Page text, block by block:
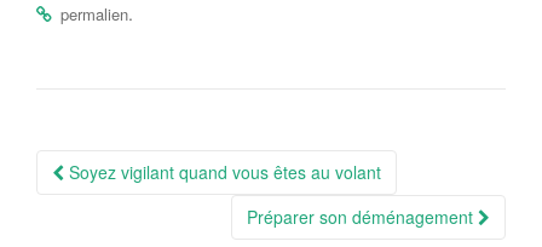
permalien.
Navigation
Soyez vigilant quand vous êtes au volant
Préparer son déménagement